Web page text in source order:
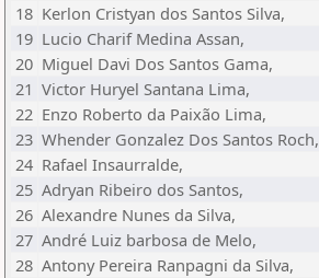
18 Kerlon Cristyan dos Santos Silva,
19 Lucio Charif Medina Assan,
20 Miguel Davi Dos Santos Gama,
21 Victor Huryel Santana Lima,
22 Enzo Roberto da Paixão Lima,
23 Whender Gonzalez Dos Santos Roch,
24 Rafael Insaurralde,
25 Adryan Ribeiro dos Santos,
26 Alexandre Nunes da Silva,
27 André Luiz barbosa de Melo,
28 Antony Pereira Ranpagni da Silva,